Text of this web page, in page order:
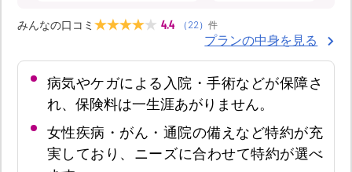
みんなの口コミ 4.4 （ 22） 件
プランの中身を見る
病気やケガによる入院・手術などが保障さ
れ、保険料は一生涯あがりません。
女性疾病・がん・通院の備えなど特約が充
実しており、ニーズに合わせて特約が選べ